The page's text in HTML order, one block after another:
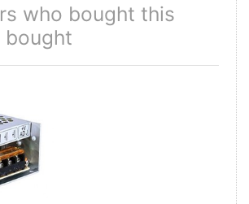
who bought this
bought